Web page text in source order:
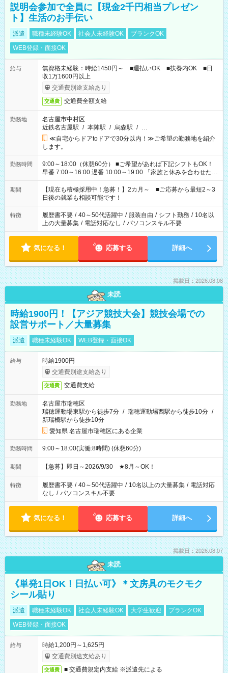
説明会参加で全員に【現金2千円相当プレゼン
ト】生活のお手伝い
派遣 職種未経験OK 社会人未経験OK
ブランクOK
WEB登録・面接OK
給与
無資格未経験：時給1450円～ ■週払いOK ■扶養内OK ■日
収1万1600円以上
交通費別途支給あり
交通費 交通費全額支給
勤務地
名古屋市中村区
近鉄名古屋駅 / 本陣駅 / 烏森駅 / …
≪自宅からドアtoドアで30分以内！≫ご希望の勤務地を紹介
します。
勤務時間
9:00～18:00（休憩60分） ■ご希望があれば下記シフトもOK！
早番 7:00～16:00 遅番 10:00～19:00 「家族と休みを合わせた
い」 「余裕を持って夕飯の準備がしたい」 「できれば残業はし
たくない」 など、ご希望を教えてくださいね。 ※Wワーク希望
の方へ 今ご覧のお仕事で希望する勤務時間と、もう1つのお仕事
の勤務時間。 合計で週40時間を超える場合は応募できません。
期間
【現在も積極採用中！急募！】2カ月～ ■ご応募から最短2～3
日後の就業も相談可能です！
特徴 履歴書不要 / 40～50代活躍中 / 服装自由 / シフト勤務 / 10名以
上の大量募集 / 電話対応なし / パソコンスキル不要
気になる！ 応募する 詳細へ
掲載日：2026.08.08
未読
時給1900円！【アジア競技大会】競技会場での
設営サポート／大量募集
派遣 職種未経験OK WEB登録・面接OK
給与
時給1900円
交通費別途支給あり
交通費 交通費支給
勤務地
名古屋市瑞穂区
瑞穂運動場東駅から徒歩7分 / 瑞穂運動場西駅から徒歩10分 /
新瑞橋駅から徒歩10分
愛知県 名古屋市瑞穂区にある企業
勤務時間 9:00～18:00(実働:8時間) (休憩60分)
期間 【急募】即日～2026/9/30 ★8月～OK！
特徴 履歴書不要 / 40～50代活躍中 / 10名以上の大量募集 / 電話対応
なし / パソコンスキル不要
気になる！ 応募する 詳細へ
掲載日：2026.08.07
未読
《単発1日OK！日払い可》＊文房具のモクモク
シール貼り
派遣 職種未経験OK 社会人未経験OK 大学生歓迎
ブランクOK
WEB登録・面接OK
給与
時給1,200円～1,625円
交通費別途支給あり
交通費 ■ 交通費規定内支給 ※派遣先による